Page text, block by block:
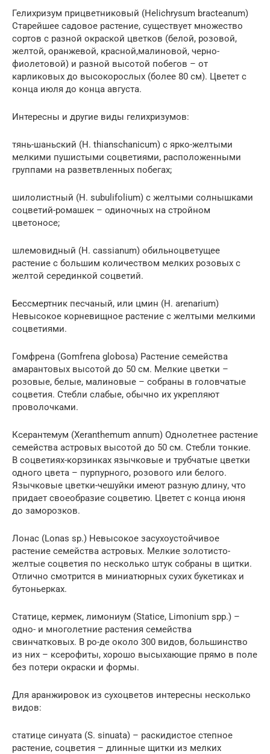
Гелихризум прицветниковый (Helichrysum bracteanum)
Старейшее садовое растение, существует множество
сортов с разной окраской цветков (белой, розовой,
желтой, оранжевой, красной,малиновой, черно-
фиолетовой) и разной высотой побегов – от
карликовых до высокорослых (более 80 см). Цветет с
конца июля до конца августа.
Интересны и другие виды гелихризумов:
тянь-шаньский (H. thianschanicum) c ярко-желтыми
мелкими пушистыми соцветиями, расположенными
группами на разветвленных побегах;
шилолистный (H. subulifolium) с желтыми солнышками
соцветий-ромашек – одиночных на стройном
цветоносе;
шлемовидный (H. сassianum) обильноцветущее
растение с большим количеством мелких розовых с
желтой серединкой соцветий.
Бессмертник песчаный, или цмин (H. arenarium)
Невысокое корневищное растение с желтыми мелкими
соцветиями.
Гомфрена (Gomfrena globosa) Растение семейства
амарантовых высотой до 50 см. Мелкие цветки –
розовые, белые, малиновые – собраны в головчатые
соцветия. Стебли слабые, обычно их укрепляют
проволочками.
Ксерантемум (Xeranthemum annum) Однолетнее растение
семейства астровых высотой до 50 см. Стебли тонкие.
В соцветиях-корзинках язычковые и трубчатые цветки
одного цвета – пурпурного, розового или белого.
Язычковые цветки-чешуйки имеют разную длину, что
придает своеобразие соцветию. Цветет с конца июня
до заморозков.
Лонас (Lonas sp.) Невысокое засухоустойчивое
растение семейства астровых. Мелкие золотисто-
желтые соцветия по несколько штук собраны в щитки.
Отлично смотрится в миниатюрных сухих букетиках и
бутоньерках.
Статице, кермек, лимониум (Statice, Limonium spp.) –
одно- и многолетние растения семейства
свинчатковых. В ро-де около 300 видов, большинство
из них – ксерофиты, хорошо высыхающие прямо в поле
без потери окраски и формы.
Для аранжировок из сухоцветов интересны несколько
видов:
статице синуата (S. sinuata) – раскидистое степное
растение, соцветия – длинные щитки из мелких